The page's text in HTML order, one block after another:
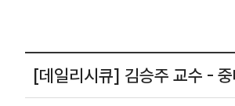
[데일리시큐] 김승주 교수 -